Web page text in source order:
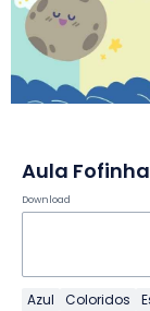
Aula
Download
Azul Coloridos